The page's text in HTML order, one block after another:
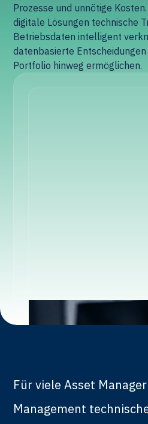
Prozesse und unnötige
digitale Lösungen technische
Betriebsdaten intelligent
datenbasierte
Portfolio hinweg ermöglichen.
Für viele Asset
Management